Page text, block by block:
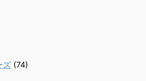
ズ (74)